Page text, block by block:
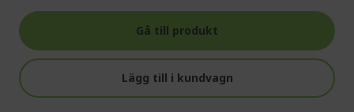
Gå till produkt
Lägg till i kundvagn